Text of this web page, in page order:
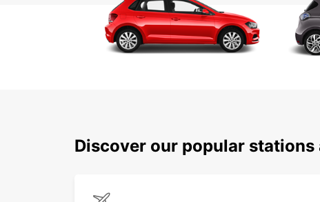
Discover our popular stations